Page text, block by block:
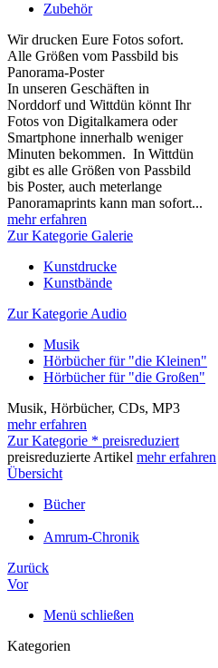
Zubehör
Wir drucken Eure Fotos sofort.
Alle Größen vom Passbild bis
Panorama-Poster
In unseren Geschäften in
Norddorf und Wittdün könnt Ihr
Fotos von Digitalkamera oder
Smartphone innerhalb weniger
Minuten bekommen. In Wittdün
gibt es alle Größen von Passbild
bis Poster, auch meterlange
Panoramaprints kann man sofort...
mehr erfahren
Zur Kategorie Galerie
Kunstdrucke
Kunstbände
Zur Kategorie Audio
Musik
Hörbücher für "die Kleinen"
Hörbücher für "die Großen"
Musik, Hörbücher, CDs, MP3
mehr erfahren
Zur Kategorie * preisreduziert
preisreduzierte Artikel mehr erfahren
Übersicht
Bücher
Amrum-Chronik
Zurück
Vor
Menü schließen
Kategorien